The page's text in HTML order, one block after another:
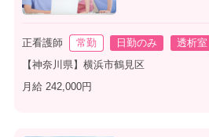
正看護師 常勤 日勤のみ 透析室
【神奈川県】横浜市鶴見区
月給 242,000円